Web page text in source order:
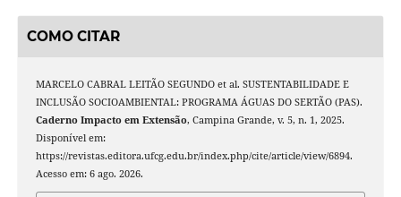
COMO CITAR
MARCELO CABRAL LEITÃO SEGUNDO et al. SUSTENTABILIDADE E
INCLUSÃO SOCIOAMBIENTAL: PROGRAMA ÁGUAS DO SERTÃO (PAS).
Caderno Impacto em Extensão, Campina Grande, v. 5, n. 1, 2025.
Disponível em:
https://revistas.editora.ufcg.edu.br/index.php/cite/article/view/6894.
Acesso em: 6 ago. 2026.